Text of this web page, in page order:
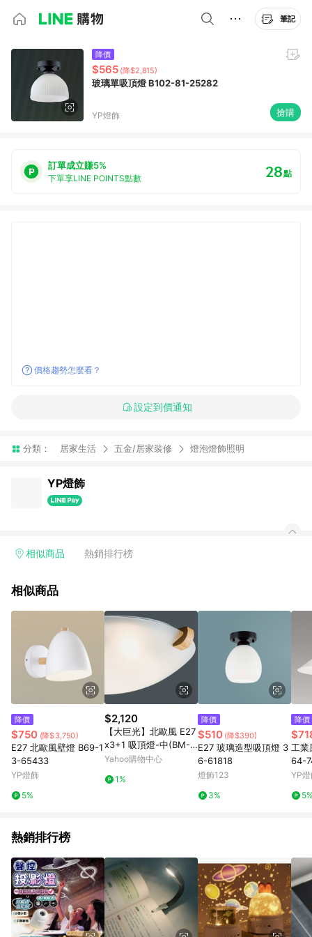
筆記
降價
$565 (降$2,815)
玻璃單吸頂燈 B102-81-25282
YP燈飾 搶購
訂單成立賺5%
下單享LINE POINTS點數 28點
價格趨勢怎麼看？
設定到價通知
分類： 居家生活 五金/居家裝修 燈泡燈飾照明
YP燈飾
相似商品 熱銷排行榜
相似商品
降價
$750 (降$3,750)
E27 北歐風壁燈 B69-1
3-65433
YP燈飾
5%
$2,120
【大巨光】北歐風 E27
x3+1 吸頂燈-中(BM-5
1738)
Yahoo購物中心
1%
降價
$510 (降$390)
E27 玻璃造型吸頂燈 3
6-61818
燈飾123
3%
降價
工業
64-
YP
熱銷排行榜